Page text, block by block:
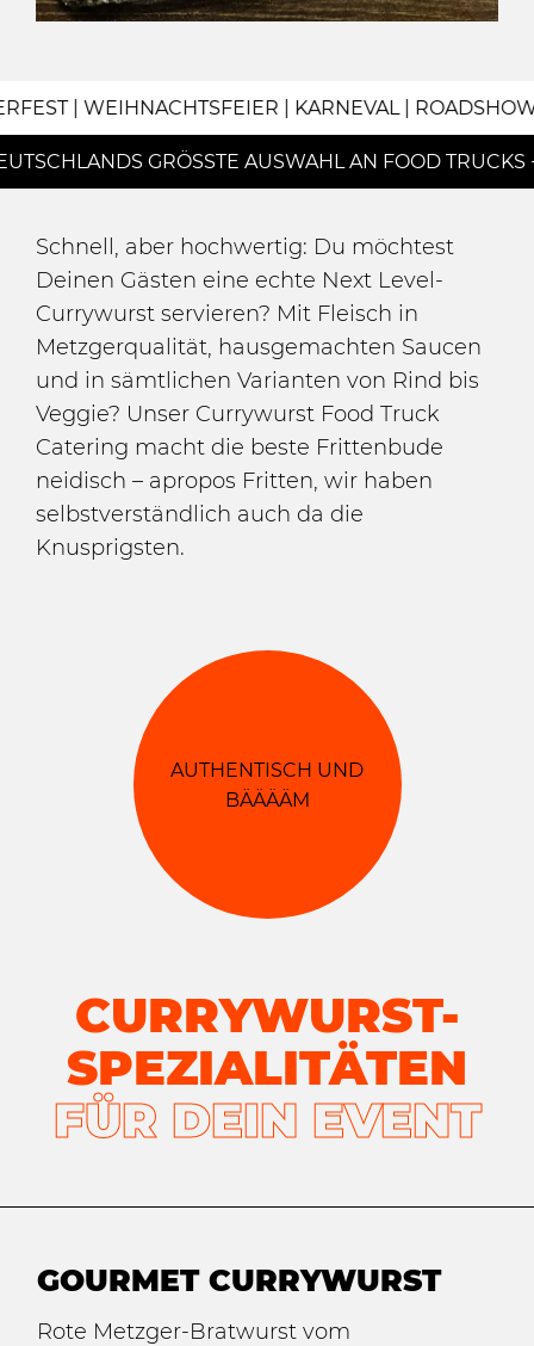
| WEIHNACHTSFEIER | KARNEVAL |
GRÖSSTE AUSWAHL AN FOOD TRUCKS
Schnell, aber hochwertig: Du möchtest
Deinen Gästen eine echte Next Level-
Currywurst servieren? Mit Fleisch in
Metzgerqualität, hausgemachten Saucen
und in sämtlichen Varianten von Rind bis
Veggie? Unser Currywurst Food Truck
Catering macht die beste Frittenbude
neidisch – apropos Fritten, wir haben
selbstverständlich auch da die
Knusprigsten.
AUTHENTISCH UND
BÄÄÄÄM
CURRYWURST-
SPEZIALITÄTEN
FÜR DEIN EVENT
GOURMET CURRYWURST
Rote Metzger-Bratwurst vom